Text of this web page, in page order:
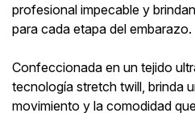
profesional impecable y
para cada etapa del embarazo.
Confeccionada en un tejido
tecnología stretch twill, brinda
movimiento y la comodidad